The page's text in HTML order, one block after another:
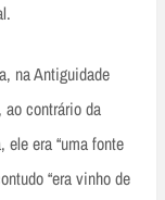
na Antiguidade
contrário da
era “uma fonte
“era vinho de